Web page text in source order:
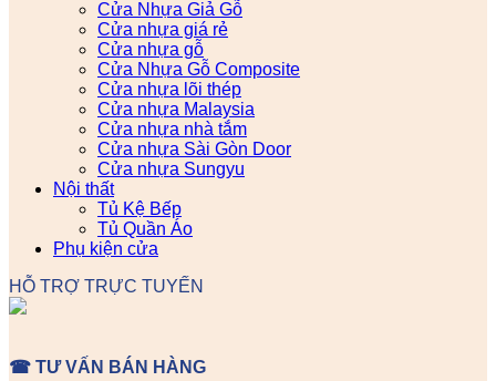
Cửa Nhựa Giả Gỗ
Cửa nhựa giá rẻ
Cửa nhựa gỗ
Cửa Nhựa Gỗ Composite
Cửa nhựa lõi thép
Cửa nhựa Malaysia
Cửa nhựa nhà tắm
Cửa nhựa Sài Gòn Door
Cửa nhựa Sungyu
Nội thất
Tủ Kệ Bếp
Tủ Quần Áo
Phụ kiện cửa
HỖ TRỢ TRỰC TUYẾN
☎ TƯ VẤN BÁN HÀNG